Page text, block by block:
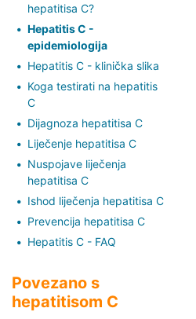
hepatitisa C?
Hepatitis C -
epidemiologija
Hepatitis C - klinička slika
Koga testirati na hepatitis
C
Dijagnoza hepatitisa C
Liječenje hepatitisa C
Nuspojave liječenja
hepatitisa C
Ishod liječenja hepatitisa C
Prevencija hepatitisa C
Hepatitis C - FAQ
Povezano s
hepatitisom C